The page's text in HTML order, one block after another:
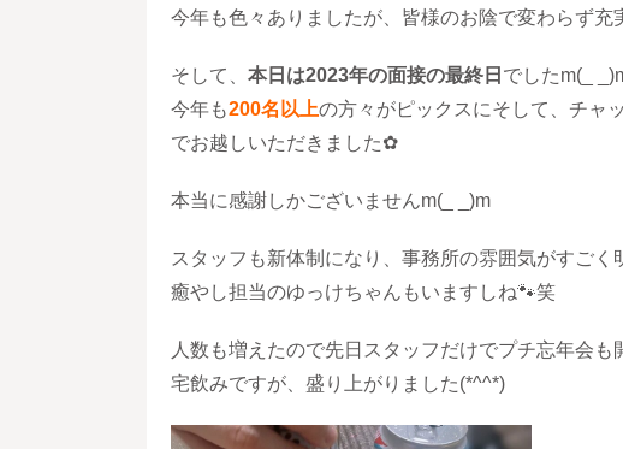
今年も色々ありましたが、皆様のお陰で変わらず
そして、 本日は2023年の面接の最終日 でしたm(_
今年も200名以上の方々がピックスにそして、チャ
でお越しいただきました✿
本当に感謝しかございませんm(_ _)m
スタッフも新体制になり、事務所の雰囲気がすごく
癒やし担当のゆっけちゃんもいますしね🐾笑
人数も増えたので先日スタッフだけでプチ忘年会も
宅飲みですが、盛り上がりました(*^^*)